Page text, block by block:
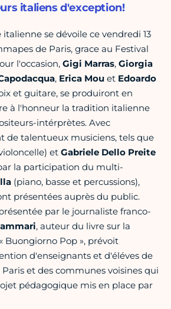
italiens d'exception!
se dévoile ce vendredi 13
de Paris, grace au Festival
l'occasion, Gigi Marras, Giorgia
, Erica Mou et Edoardo
et guitare, se produiront en
à l'honneur la tradition italienne
intérprètes. Avec
de talentueux musiciens, tels que
et Gabriele Dello Preite
la participation du multi-
(piano, basse et percussions),
présentées auprès du public.
par le journaliste franco-
, auteur du livre sur la
Buongiorno Pop », prévoit
d'enseignants et d'éléves de
Paris et des communes voisines qui
pédagogique mis en place par